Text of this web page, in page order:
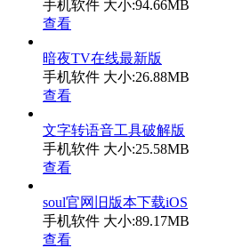
手机软件 大小:94.66MB
查看
暗夜TV在线最新版
手机软件 大小:26.88MB
查看
文字转语音工具破解版
手机软件 大小:25.58MB
查看
soul官网旧版本下载iOS
手机软件 大小:89.17MB
查看